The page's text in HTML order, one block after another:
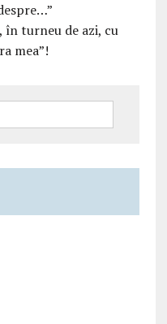
în turneu de azi, cu
mea”!